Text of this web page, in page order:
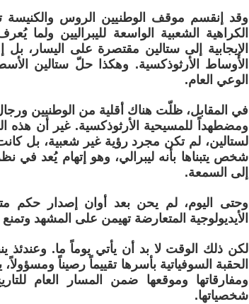
وقد إنقسم موقف الوطنيين الروس والكنيسة
الكراهية الشعبية الواسعة لليبراليين
الإيجابية إلى ستالين مقتصرة على
الأوساط الأرثوذكسية. وهكذا حلّ ستالين
الوعي العام.
في المقابل، ظلّت هناك أقلية من الوطنيين
ومضطهداً للمسيحية الأرثوذكسية. غير أن هذه
لستالين، لم تكن مجرد رؤية غير شعبية، بل
شخص يتبناها بأنه ليبرالي، وهو إتهام يُعد في
إلى السمعة.
وحتى اليوم، لم يحن بعد أوان إصدار حكم
الأيديولوجية المتعارضة تهيمن على المشهد
لكن ذلك الوقت لا بد أن يأتي يوماً ما. وعندئذ
الحقبة السوفياتية بأسرها تقييماً رصيناً
ومفارقاتها وموقعها ضمن المسار العام
شخصياتها.